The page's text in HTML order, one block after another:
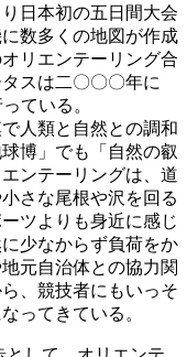
日本初の五日間大会
数多くの地図が作成
リエンテーリング合
スは二〇〇〇年に
ている。
人類と自然との調和
博」でも「自然の叡
ンテーリングは、道
さな尾根や沢を回る
ツよりも身近に感じ
少なからず負荷をか
元自治体との協力関
、競技者にもいっそ
ってきている。